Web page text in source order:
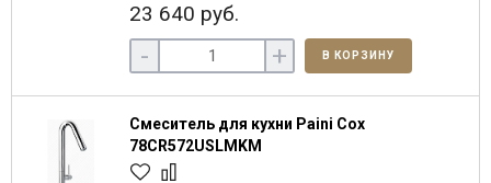
23 640 руб.
- + В КОРЗИНУ
Смеситель для кухни Paini Cox
78CR572USLMKM